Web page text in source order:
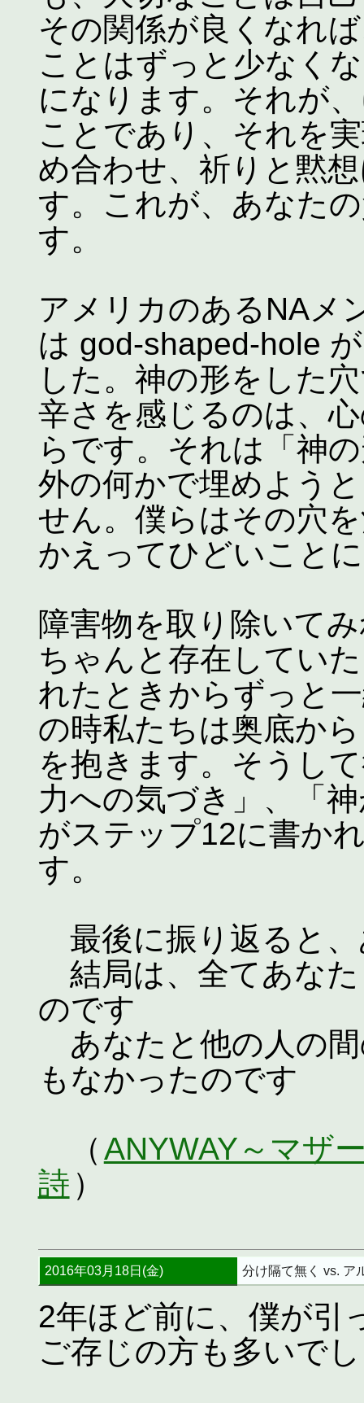
その関係が良くなれ
ことはずっと少なく
になります。それが
ことであり、それを
め合わせ、祈りと黙
す。これが、あなた
す。
アメリカのあるNAメ
は god-shaped-hole
した。神の形をした
辛さを感じるのは、
らです。それは「神
外の何かで埋めよう
せん。僕らはその穴
かえってひどいこと
障害物を取り除いて
ちゃんと存在してい
れたときからずっと
の時私たちは奥底か
を抱きます。そうし
力への気づき」、「
がステップ12に書か
す。
最後に振り返ると
結局は、全てあな
のです
あなたと他の人の
もなかったのです
（ ANYWAY～マザ
詩 ）
2016年03月18日(金) 分け隔て無く vs. ア
2年ほど前に、僕が引
ご存じの方も多いで